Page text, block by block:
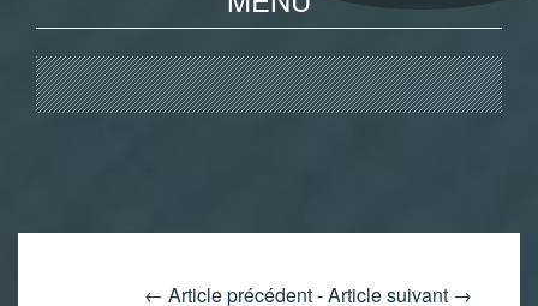
← Article précédent-Article suivant →